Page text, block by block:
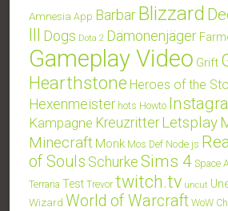
Amnesia App BarbarBlizzard
III Dogs Dota 2 Dämonenjäger
Gameplay Video Grift
Hearthstone Heroes of the
Hexenmeister hots Howto
Kampagne Kreuzritter Letsplay
Minecraft Monk Mos Def Node.js
of Souls SchurkeSims 4 Space
Terraria Test Trevor twitch.tv uncut
Wizard World of Warcraft WoW